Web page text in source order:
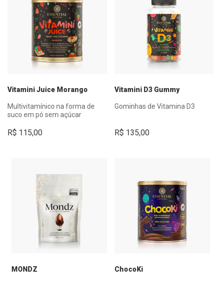
Vitamini Juice Morango
Multivitamínico na forma de
suco em pó sem açúcar
R$ 115,00
Vitamini D3 Gummy
Gominhas de Vitamina D3
R$ 135,00
MONDZ ChocoKi